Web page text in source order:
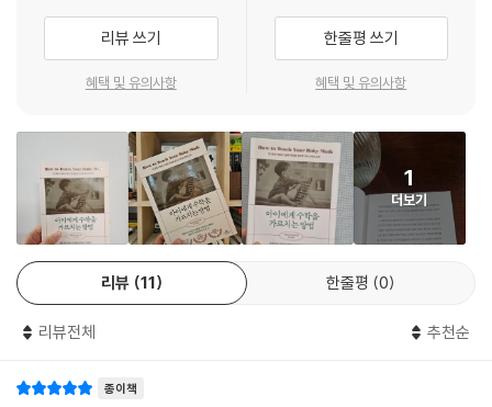
일어나는가에 있다. 어린아이를 가르치는 비결이 바로 여기에 있다.
--- p.101 「3장. 아이에게 수학을 가르치는 5가지 방법」 중에서
방 안에서 가구나 그림 등 시각적으로 아이의 집중력을 떨어뜨릴 수 있는
손이 닿지 않을 만큼 떨어진 거리에서 ‘1 카드’를 들고 또렷하고 열의 있는
목소리로 “이건 일(1)이야.”라고 말하면 된다. 그밖에 부연 설명은 필요하
지 않다. 카드는 1초 이하로 아주 짧게 보여 준다. 그런 다음, ‘2 카드’를 들
어 보이면서 이번에도 매우 열정적인 목소리로 “이건 이(2)야.”라고 말한
다.
--- p.111 「3장. 아이에게 수학을 가르치는 5가지 방법」 중에서
아이는 일단 수학이 자신의 의지로 이루어진다고 느낄 때, 그리고 도트 카
들은 부모의 것이고, 낯선 존재다. 그러니 처음에는 하루 중 적절한 순간을
그의 연구는 획기적이었다. 0~6세의 발달적으로 ‘결정적 시기’에 해당하
는 아이들은 태어난 직후부터 수량 개념을 흡수할 수 있었다. 도트 카드와
같은 시각적 도구를 사용해 직관적으로 수를 가르치자, 아이들은 스펀지처
그 아이들이 태어날 때부터 천재였던 것은 아닐까?
도만은 영유아 시기 뇌의 ‘폭발적인’ 성장 속도를 예시로 들며 이 주장에 강
력히 반발한다. 문제는 ‘똑똑하지 않은’ 아이들이 아니었다. 우리 어른들이
수학을 대할 때 수를 나타내는 ‘기호’에만 익숙해진 나머지, 그 너머의 사실
은 인지하지 못했기 때문이었다. 하지만 아이들은 아직 기호에 익숙해지기
전이므로, 실제적인 수량을 직관적으로 인식할 수 있다. 말도 안 될 정도로
평이 증명한다.
“이 책을 통해 정말로 1~2살 아이에게 숫자를 이해시키고 덧셈, 뺄셈, 곱
리뷰 쓰기
혜택 및 유의사항
한줄평 쓰기
혜택 및 유의사항
1
더보기
리뷰 11 한줄평 0
리뷰전체 추천순
종이책